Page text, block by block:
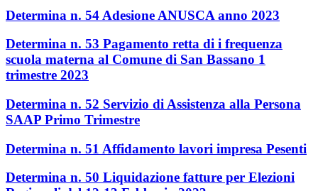
Determina n. 54 Adesione ANUSCA anno 2023
Determina n. 53 Pagamento retta di i frequenza
scuola materna al Comune di San Bassano 1
trimestre 2023
Determina n. 52 Servizio di Assistenza alla Persona
SAAP Primo Trimestre
Determina n. 51 Affidamento lavori impresa Pesenti
Determina n. 50 Liquidazione fatture per Elezioni